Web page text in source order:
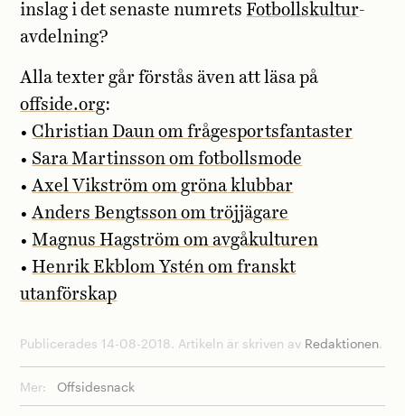
inslag i det senaste numretsFotbollskultur-
avdelning?
Alla texter går förstås även att läsa på
offside.org:
• Christian Daun om frågesportsfantaster
• Sara Martinsson om fotbollsmode
• Axel Vikström om gröna klubbar
• Anders Bengtsson om tröjjägare
• Magnus Hagström om avgåkulturen
• Henrik Ekblom Ystén om franskt
utanförskap
Publicerades 14-08-2018. Artikeln är skriven av Redaktionen.
Mer: Offsidesnack